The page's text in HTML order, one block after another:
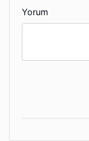
Yorum